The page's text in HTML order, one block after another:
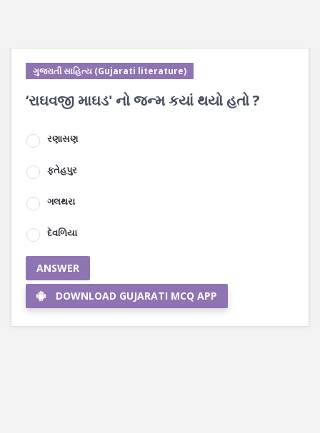
ગુજરાતી સાહિત્ય (Gujarati literature)
‘રાઘવજી માઘડ' નો જન્મ કયાં થયો હતો ?
રણાસણ
ફતેહપુર
ગલથરા
દેવળિયા
ANSWER
DOWNLOAD GUJARATI MCQ APP